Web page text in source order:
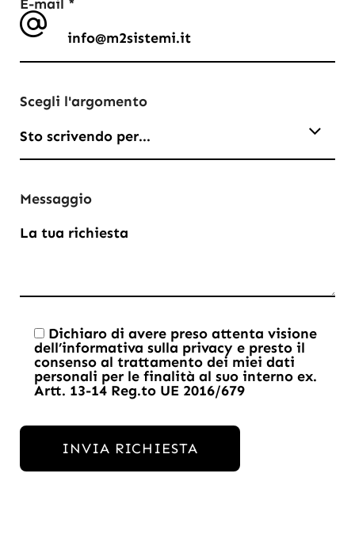
E-mail *
Scegli l'argomento
Sto scrivendo per...
Messaggio
Dichiaro di avere preso attenta visione
dell’informativa sulla privacy e presto il
consenso al trattamento dei miei dati
personali per le finalità al suo interno ex.
Artt. 13-14 Reg.to UE 2016/679Consenso
INVIA RICHIESTA